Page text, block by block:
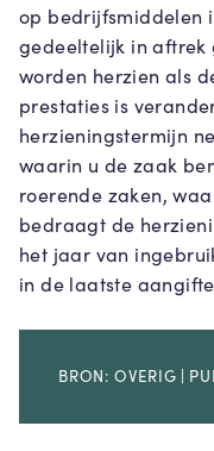
op bedrijfsmiddelen
gedeeltelijk in aftrek
worden herzien als
prestaties is
herzieningstermijn
waarin u de zaak
roerende zaken,
bedraagt de
het jaar van
in de laatste
BRON: OVERIG |